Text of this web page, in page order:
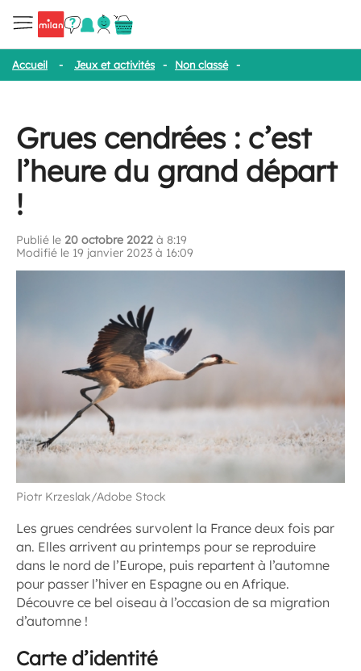
Accueil - Jeux et activités - Non classé -
Grues cendrées : c’est
l’heure du grand départ
!
Publié le 20 octobre 2022 à 8:19
Modifié le 19 janvier 2023 à 16:09
Piotr Krzeslak/Adobe Stock
Les grues cendrées survolent la France deux fois par
an. Elles arrivent au printemps pour se reproduire
dans le nord de l’Europe, puis repartent à l’automne
pour passer l’hiver en Espagne ou en Afrique.
Découvre ce bel oiseau à l’occasion de sa migration
d’automne !
Carte d’identité